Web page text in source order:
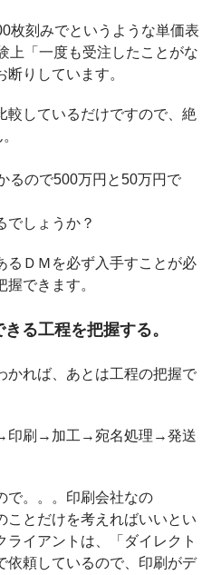
枚刻みでというような単価表
上「一度も受注したことがな
りしています。
較しているだけですので、絶
るので500万円と50万円で
でしょうか？
るＤＭを必ず入手すことが必
できます。
る工程を把握する。
かれば、あとは工程の把握で
印刷→加工→宛名処理→発送
で。。。印刷会社なの
ことだけを考えればいいとい
ライアントは、「ダイレクト
依頼しているので、印刷がデ